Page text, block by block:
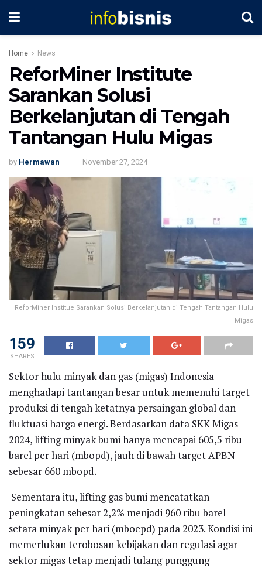
Home News
ReforMiner Institute
Sarankan Solusi
Berkelanjutan di Tengah
Tantangan Hulu Migas
by Hermawan November 27, 2024
ReforMiner Institue Sarankan Solusi Berkelanjutan di Tengah Tantangan Hulu
Migas
159
SHARES
Sektor hulu minyak dan gas (migas) Indonesia
menghadapi tantangan besar untuk memenuhi target
produksi di tengah ketatnya persaingan global dan
fluktuasi harga energi. Berdasarkan data SKK Migas
2024, lifting minyak bumi hanya mencapai 605,5 ribu
barel per hari (mbopd), jauh di bawah target APBN
sebesar 660 mbopd.
Sementara itu, lifting gas bumi mencatatkan
peningkatan sebesar 2,2% menjadi 960 ribu barel
setara minyak per hari (mboepd) pada 2023. Kondisi ini
memerlukan terobosan kebijakan dan regulasi agar
sektor migas tetap menjadi tulang punggung